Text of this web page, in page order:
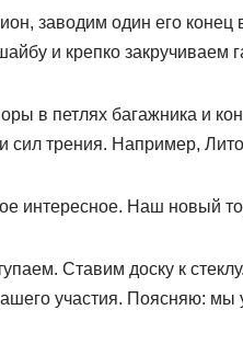
заводим один его конец
и крепко закручиваем
в петлях багажника и
сил трения. Например,
интересное. Наш новый
Ставим доску к
участия. Поясняю: мы